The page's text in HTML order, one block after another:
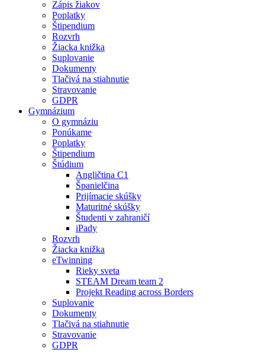
Zápis žiakov
Poplatky
Štipendium
Rozvrh
Žiacka knižka
Suplovanie
Dokumenty
Tlačivá na stiahnutie
Stravovanie
GDPR
Gymnázium
O gymnáziu
Ponúkame
Poplatky
Štipendium
Štúdium
Angličtina C1
Španielčina
Prijímacie skúšky
Maturitné skúšky
Študenti v zahraničí
iPady
Rozvrh
Žiacka knižka
eTwinning
Rieky sveta
STEAM Dream team 2
Projekt Reading across Borders
Suplovanie
Dokumenty
Tlačivá na stiahnutie
Stravovanie
GDPR